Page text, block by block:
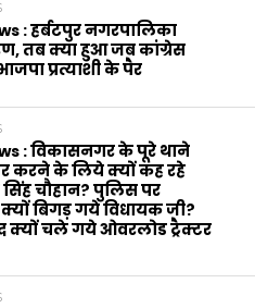
: हर्बटपुर नगरपालिका
तब क्या हुआ जब कांग्रेस
प्रत्याशी के पैर
: विकासनगर के पूरे थाने
करने के लिये क्यों कह रहे
चौहान? पुलिस पर
बिगड़ गये विधायक जी?
क्यों चले गये ओवरलोड ट्रैक्टर